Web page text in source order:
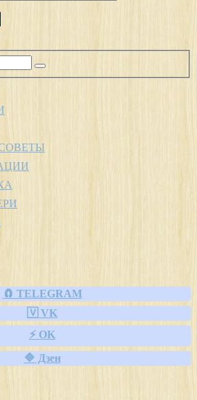
🧲 TELEGRAM
🇻 VK
⚡ OK
🔷 Дзен